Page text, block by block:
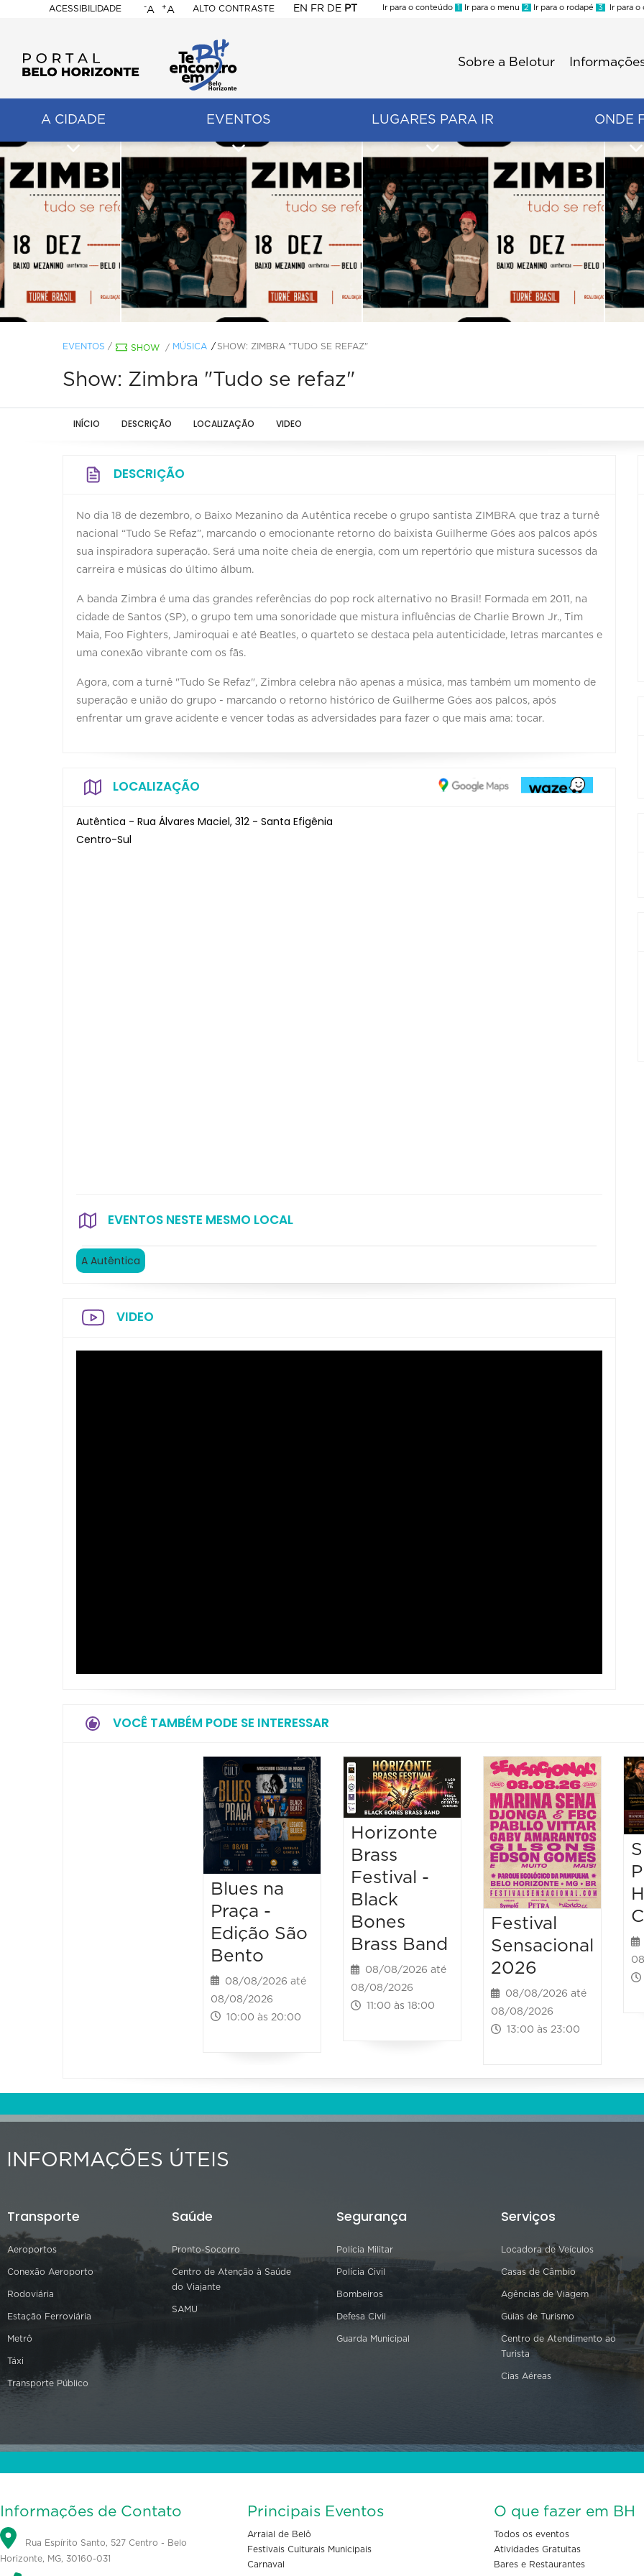
ACESSIBILIDADE
BELO
HORIZONTE
-A +A ALTO CONTRASTE EN FR DE PT
Ir para o conteúdo 1 Ir para o menu 2 Ir para o rodapé 3 Ir para o
Sobre a Belotur
A CIDADE EVENTOS LUGARES PARA IR ONDE
EVENTOS / SHOW / MÚSICA SHOW: ZIMBRA "TUDO SE REFAZ"
Show: Zimbra "Tudo se refaz"
INÍCIO DESCRIÇÃO LOCALIZAÇÃO VIDEO
DESCRIÇÃO
No dia 18 de dezembro, o Baixo Mezanino da Autêntica recebe o grupo santista ZIMBRA que traz a turnê
nacional “Tudo Se Refaz”, marcando o emocionante retorno do baixista Guilherme Góes aos palcos após
sua inspiradora superação. Será uma noite cheia de energia, com um repertório que mistura sucessos da
carreira e músicas do último álbum.
A banda Zimbra é uma das grandes referências do pop rock alternativo no Brasil! Formada em 2011, na
cidade de Santos (SP), o grupo tem uma sonoridade que mistura influências de Charlie Brown Jr., Tim
Maia, Foo Fighters, Jamiroquai e até Beatles, o quarteto se destaca pela autenticidade, letras marcantes e
uma conexão vibrante com os fãs.
Agora, com a turnê "Tudo Se Refaz", Zimbra celebra não apenas a música, mas também um momento de
superação e união do grupo - marcando o retorno histórico de Guilherme Góes aos palcos, após
enfrentar um grave acidente e vencer todas as adversidades para fazer o que mais ama: tocar.
LOCALIZAÇÃO
Autêntica - Rua Álvares Maciel, 312 - Santa Efigênia
Centro-Sul
EVENTOS NESTE MESMO LOCAL
A Autêntica
VIDEO
VOCÊ TAMBÉM PODE SE INTERESSAR
Blues na
Praça -
Edição São
Bento
08/08/2026 até
08/08/2026
10:00 às 20:00
Horizonte
Brass
Festival -
Black
Bones
Brass Band
08/08/2026 até
08/08/2026
11:00 às 18:00
Festival
Sensacional
2026
08/08/2026 até
08/08/2026
13:00 às 23:00
INFORMAÇÕES ÚTEIS
Transporte
Aeroportos
Conexão Aeroporto
Rodoviária
Estação Ferroviária
Metrô
Táxi
Transporte Público
Saúde
Pronto-Socorro
Centro de Atenção à Saúde
do Viajante
SAMU
Segurança
Polícia Militar
Polícia Civil
Bombeiros
Defesa Civil
Guarda Municipal
Serviços
Locadora de Veículos
Casas de Câmbio
Agências de Viagem
Guias de Turismo
Centro de Atendimento ao
Turista
Cias Aéreas
Informações de Contato
Rua Espírito Santo, 527 Centro - Belo
Horizonte, MG, 30160-031
Principais Eventos
Arraial de Belô
Festivais Culturais Municipais
Carnaval
O que fazer em BH
Todos os eventos
Atividades Gratuitas
Bares e Restaurantes